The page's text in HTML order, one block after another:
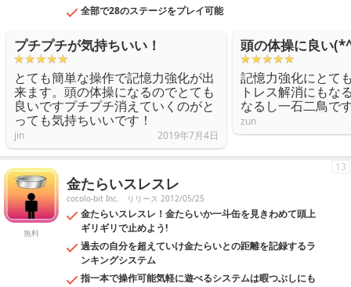
全部で28のステージをプレイ可能
プチプチが気持ちいい！
とても簡単な操作で記憶力強化が出
来ます。頭の体操になるのでとても
良いですプチプチ消えていくのがと
っても気持ちいいです！
jin 2019年7月4日
頭の体操に良い
記憶力強化にとて
トレス解消にもな
なるし一石二鳥で
zun
無料
金たらいスレスレ
cocolo-bit Inc. リリース 2012/05/25
金たらいスレスレ！金たらいか一斗缶を見きわめて頭上
ギリギリで止めよう!
過去の自分を超えていけ金たらいとの距離を記録するラ
ンキングシステム
指一本で操作可能気軽に遊べるシステムは暇つぶしにも
13